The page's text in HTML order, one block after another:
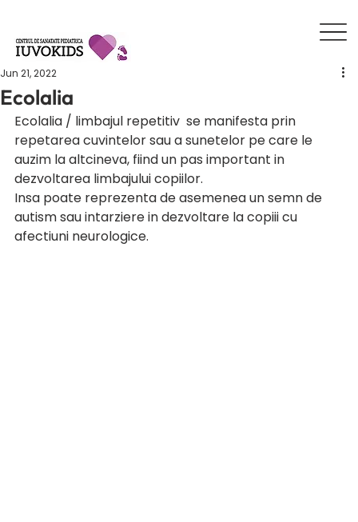
Ecolalia
Jun 21, 2022
Ecolalia / limbajul repetitiv  se manifesta prin
repetarea cuvintelor sau a sunetelor pe care le
auzim la altcineva, fiind un pas important in
dezvoltarea limbajului copiilor.
Insa poate reprezenta de asemenea un semn de
autism sau intarziere in dezvoltare la copiii cu
afectiuni neurologice.